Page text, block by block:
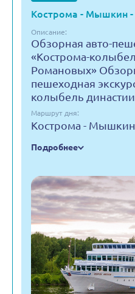
Кострома - Мышкин -
Описание:
Обзорная авто-
«Кострома-
Романовых»
пешеходная
колыбель
Маршрут дня:
Кострома -
Подробнее